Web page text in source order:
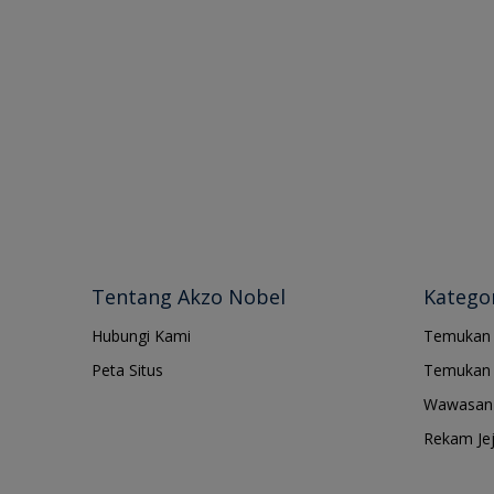
Tentang Akzo Nobel
Hubungi Kami
Peta Situs
Rekam